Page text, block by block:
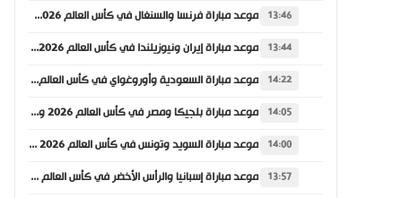
13:46 موعد مباراة فرنسا والسنغال في كأس العالم 2026 والقنوات الناقلة
13:44 موعد مباراة إيران ونيوزيلندا في كأس العالم 2026 والقنوات الناقلة
14:22 موعد مباراة السعودية وأوروغواي في كأس العالم 2026 والقنوات الناقلة
14:05 موعد مباراة بلجيكا ومصر في كأس العالم 2026 والقنوات الناقلة
14:00 موعد مباراة السويد وتونس في كأس العالم 2026 والقنوات الناقلة
13:57 موعد مباراة إسبانيا والرأس الأخضر في كأس العالم 2026 والقنوات الناقلة